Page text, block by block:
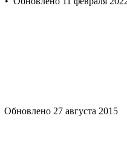
Обновлено 27 августа 2015